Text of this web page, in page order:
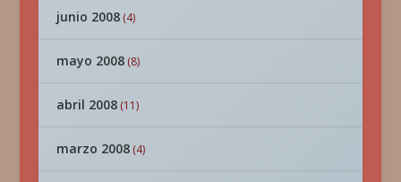
junio 2008(4)
mayo 2008(8)
abril 2008(11)
marzo 2008(4)